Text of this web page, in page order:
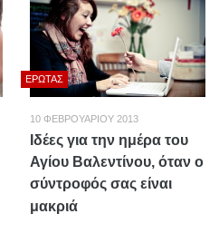
ΈΡΩΤΑΣ
10 ΦΕΒΡΟΥΑΡΊΟΥ 2013
Ιδέες για την ημέρα του
Αγίου Βαλεντίνου, όταν ο
σύντροφός σας είναι
μακριά